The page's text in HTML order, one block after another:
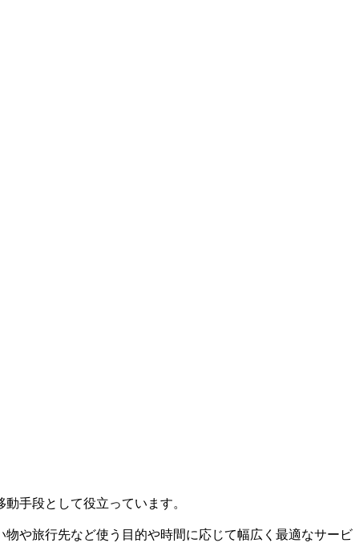
手段として役立っています。
や旅行先など使う目的や時間に応じて幅広く最適なサービ